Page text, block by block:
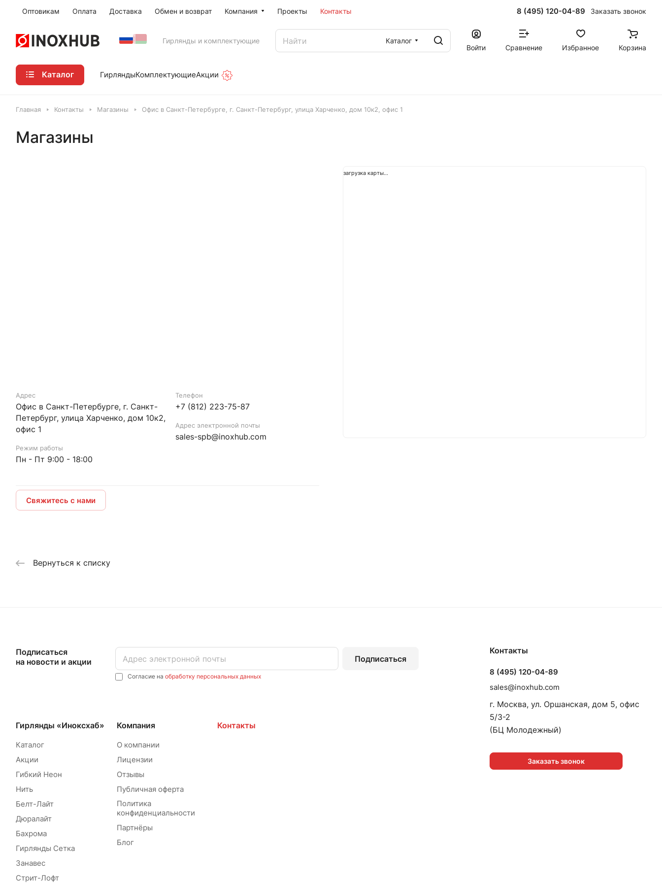
Оптовикам Оплата Доставка Обмен и возврат Компания Проекты Контакты 8 (495) 120-04-89 Заказать звонок
Гирлянды и комплектующие
Каталог
Войти
Сравнение Избранное Корзина
Каталог ГирляндыКомплектующиеАкции
Главная Контакты Магазины Офис в Санкт-Петербурге, г. Санкт-Петербург, улица Харченко, дом 10к2, офис 1
Магазины
Адрес
Офис в Санкт-Петербурге, г. Санкт-
Петербург, улица Харченко, дом 10к2,
офис 1
Режим работы
Пн - Пт 9:00 - 18:00
Телефон
+7 (812) 223-75-87
Адрес электронной почты
sales-spb@inoxhub.com
Свяжитесь с нами
загрузка карты...
Вернуться к списку
Подписаться
на новости и акции
Подписаться
Согласие на обработку персональных данных
Гирлянды «Иноксхаб»
Каталог
Акции
Гибкий Неон
Нить
Белт-Лайт
Дюралайт
Бахрома
Гирлянды Сетка
Занавес
Стрит-Лофт
Компания
О компании
Лицензии
Отзывы
Публичная оферта
Политика
конфиденциальности
Партнёры
Блог
Контакты
Контакты
8 (495) 120-04-89
sales@inoxhub.com
г. Москва, ул. Оршанская, дом 5, офис
5/3-2
(БЦ Молодежный)
Заказать звонок